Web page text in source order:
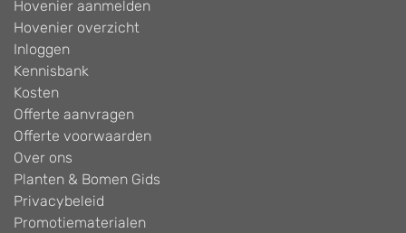
Hovenier aanmelden
Hovenier overzicht
Inloggen
Kennisbank
Kosten
Offerte aanvragen
Offerte voorwaarden
Over ons
Planten & Bomen Gids
Privacybeleid
Promotiematerialen